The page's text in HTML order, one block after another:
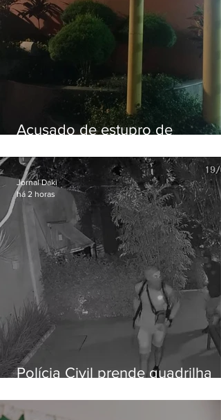
Acusado de estupro de
Polícia Civil prende quadrilha
residências de luxo no Rio
Jornal Daki
há 2 horas